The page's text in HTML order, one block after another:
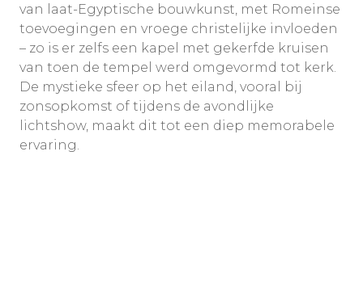
van laat-Egyptische bouwkunst, met Romeinse
toevoegingen en vroege christelijke invloeden
– zo is er zelfs een kapel met gekerfde kruisen
van toen de tempel werd omgevormd tot kerk.
De mystieke sfeer op het eiland, vooral bij
zonsopkomst of tijdens de avondlijke
lichtshow, maakt dit tot een diep memorabele
ervaring.